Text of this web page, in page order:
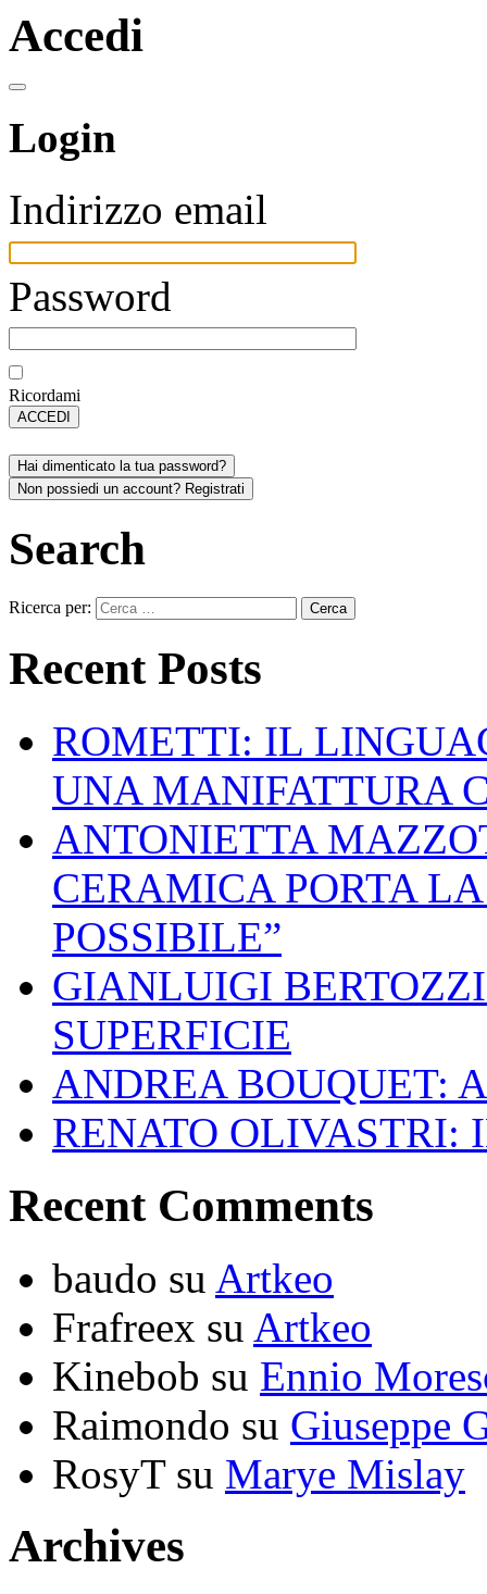
Accedi
Login
Indirizzo email
Password
Ricordami
ACCEDI
Hai dimenticato la tua password?
Non possiedi un account? Registrati
Search
Ricerca per:
Recent Posts
ROMETTI: IL
UNA MANIFATTURA
ANTONIETTA
CERAMICA PORTA
POSSIBILE”
GIANLUIGI
SUPERFICIE
ANDREA BOUQUET:
RENATO OLIVASTRI:
Recent Comments
baudo su Artkeo
Frafreex su Artkeo
Kinebob su Ennio
Raimondo su Giuseppe
RosyTsu Marye Mislay
Archives